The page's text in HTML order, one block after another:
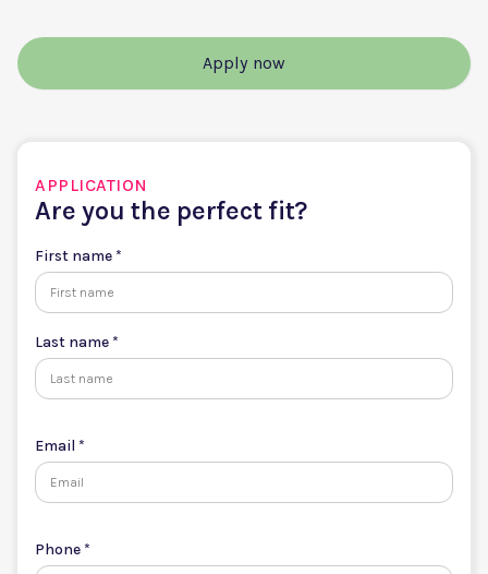
Apply now
APPLICATION
Are you the perfect fit?
First name *
Last name *
Email *
Phone *